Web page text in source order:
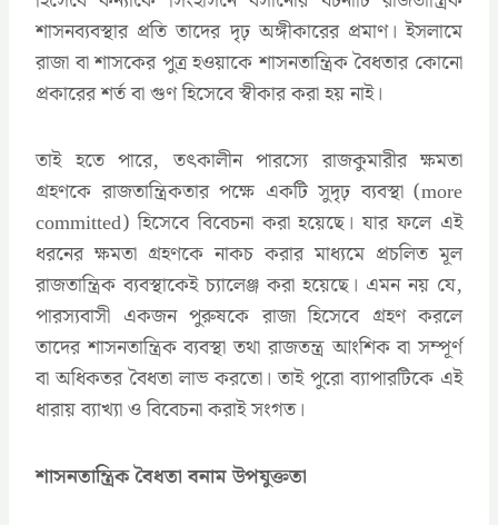
শাসনব্যবস্থার প্রতি তাদের দৃঢ় অঙ্গীকারের প্রমাণ। ইসলামে
রাজা বা শাসকের পুত্র হওয়াকে শাসনতান্ত্রিক বৈধতার কোনো
প্রকারের শর্ত বা গুণ হিসেবে স্বীকার করা হয় নাই।
তাই হতে পারে, তৎকালীন পারস্যে রাজকুমারীর ক্ষমতা
গ্রহণকে রাজতান্ত্রিকতার পক্ষে একটি সুদৃঢ় ব্যবস্থা (more
committed) হিসেবে বিবেচনা করা হয়েছে। যার ফলে এই
ধরনের ক্ষমতা গ্রহণকে নাকচ করার মাধ্যমে প্রচলিত মূল
রাজতান্ত্রিক ব্যবস্থাকেই চ্যালেঞ্জ করা হয়েছে। এমন নয় যে,
পারস্যবাসী একজন পুরুষকে রাজা হিসেবে গ্রহণ করলে
তাদের শাসনতান্ত্রিক ব্যবস্থা তথা রাজতন্ত্র আংশিক বা সম্পূর্ণ
বা অধিকতর বৈধতা লাভ করতো। তাই পুরো ব্যাপারটিকে এই
ধারায় ব্যাখ্যা ও বিবেচনা করাই সংগত।
শাসনতান্ত্রিক বৈধতা বনাম উপযুক্ততা